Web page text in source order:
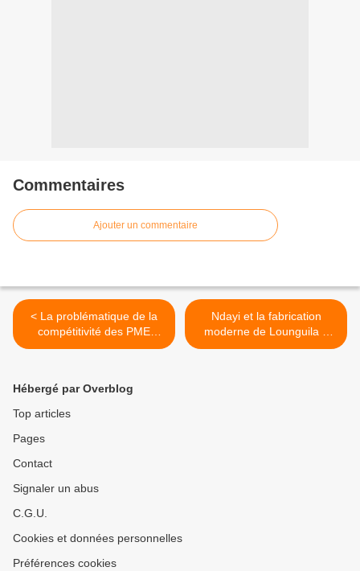
Commentaires
Ajouter un commentaire
< La problématique de la
compétitivité des PME
camerounaises
Ndayi et la fabrication
moderne de Lounguila à
Bouansa >
Hébergé par Overblog
Top articles
Pages
Contact
Signaler un abus
C.G.U.
Cookies et données personnelles
Préférences cookies